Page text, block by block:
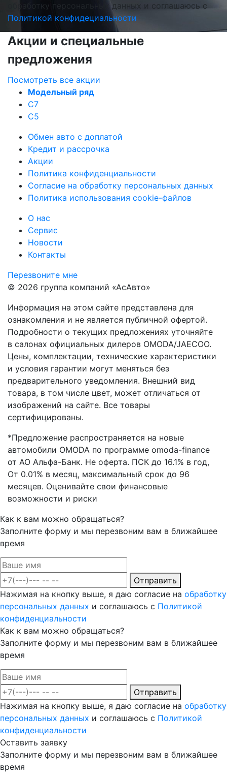
обработку персональных данных и соглашаюсь с
Политикой конфидециальности
Акции и специальные
предложения
Посмотреть все акции
Модельный ряд
C7
C5
Обмен авто с доплатой
Кредит и рассрочка
Акции
Политика конфиденциальности
Согласие на обработку персональных данных
Политика использования cookie-файлов
О нас
Сервис
Новости
Контакты
Перезвоните мне
© 2026 группа компаний «‎АсАвто»
Информация на этом сайте представлена для
ознакомления и не является публичной офертой.
Подробности о текущих предложениях уточняйте
в салонах официальных дилеров OMODA/JAECOO.
Цены, комплектации, технические характеристики
и условия гарантии могут меняться без
предварительного уведомления. Внешний вид
товара, в том числе цвет, может отличаться от
изображений на сайте. Все товары
сертифицированы.
*Предложение распространяется на новые
автомобили OMODA по программе omoda-finance
от АО Альфа-Банк. Не оферта. ПСК до 16.1% в год,
От 0.01% в месяц, максимальный срок до 96
месяцев. Оценивайте свои финансовые
возможности и риски
Как к вам можно обращаться?
Заполните форму и мы перезвоним вам в ближайшее
время
Отправить
Нажимая на кнопку выше, я даю согласие на обработку
персональных данных и соглашаюсь с Политикой
конфиденциальности
Как к вам можно обращаться?
Заполните форму и мы перезвоним вам в ближайшее
время
Отправить
Нажимая на кнопку выше, я даю согласие на обработку
персональных данных и соглашаюсь с Политикой
конфиденциальности
Оставить заявку
Заполните форму и мы перезвоним вам в ближайшее
время